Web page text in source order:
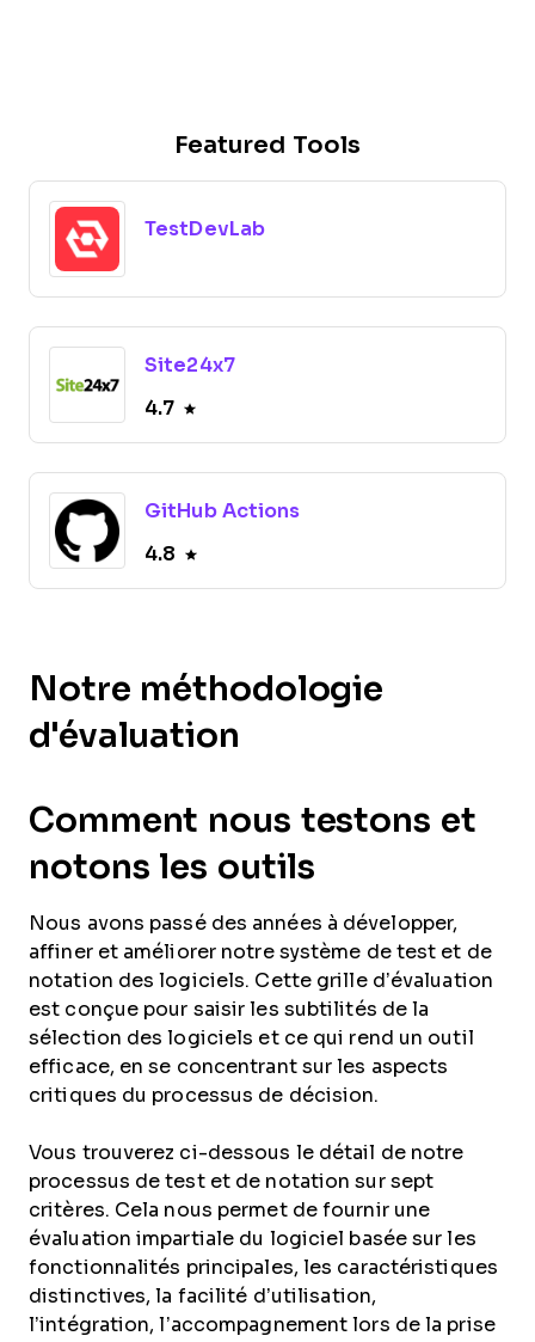
Featured Tools
TestDevLab
Site24x7
4.7
GitHub Actions
4.8
Notre méthodologie
d'évaluation
Comment nous testons et
notons les outils
Nous avons passé des années à développer,
affiner et améliorer notre système de test et de
notation des logiciels. Cette grille d’évaluation
est conçue pour saisir les subtilités de la
sélection des logiciels et ce qui rend un outil
efficace, en se concentrant sur les aspects
critiques du processus de décision.
Vous trouverez ci-dessous le détail de notre
processus de test et de notation sur sept
critères. Cela nous permet de fournir une
évaluation impartiale du logiciel basée sur les
fonctionnalités principales, les caractéristiques
distinctives, la facilité d’utilisation,
l’intégration, l’accompagnement lors de la prise